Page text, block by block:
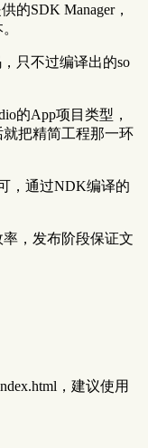
的SDK Manager，
只不过编译出的so
的App项目类型，
把精简工程那一环
，通过NDK编译的
，发布阶段保证文
，建议使用